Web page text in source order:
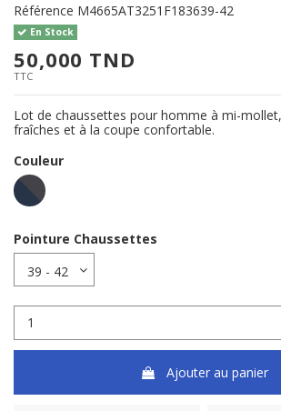
Référence M4665AT3251F183639-42
En Stock
50,000 TND
TTC
Lot de chaussettes pour homme à mi-
fraîches et à la coupe confortable.
Couleur
ANTRACITE/NAVY
Pointure Chaussettes
Ajouter au panier